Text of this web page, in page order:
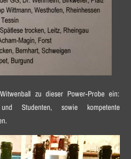
zu dieser Power-Probe ein:
und Studenten, sowie kompetente